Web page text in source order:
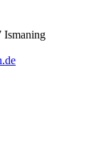
Ismaning